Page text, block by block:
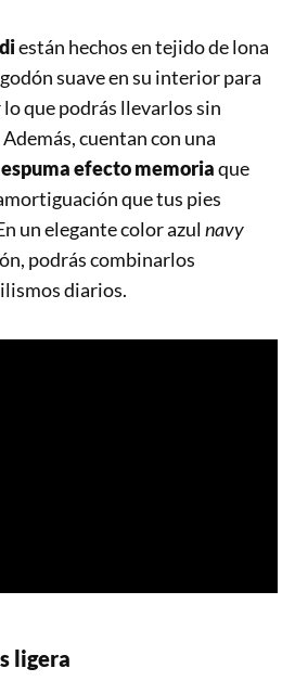
están hechos en tejido de lona
suave en su interior para
que podrás llevarlos sin
cuentan con una
efecto memoriaque
que tus pies
un elegante color azul navy
podrás combinarlos
diarios.
ligera